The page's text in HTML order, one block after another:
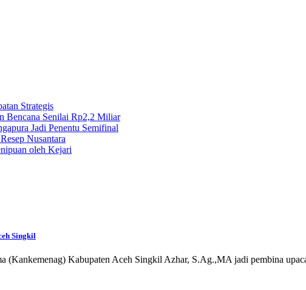
Strategis
Bencana Senilai Rp2,2 Miliar
Jadi Penentu Semifinal
Nusantara
oleh Kejari
Singkil
(Kankemenag) Kabupaten Aceh Singkil Azhar, S.Ag.,MA jadi pembina